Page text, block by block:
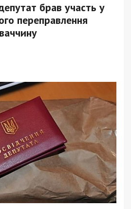
брав участь у
переправлення